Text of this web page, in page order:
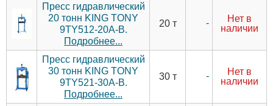
Пресс гидравлический
20 тонн KING TONY
9TY512-20A-B.
Подробнее...
20 т -
Нет в
наличии
Пресс гидравлический
30 тонн KING TONY
9TY521-30A-B.
Подробнее...
30 т -
Нет в
наличии